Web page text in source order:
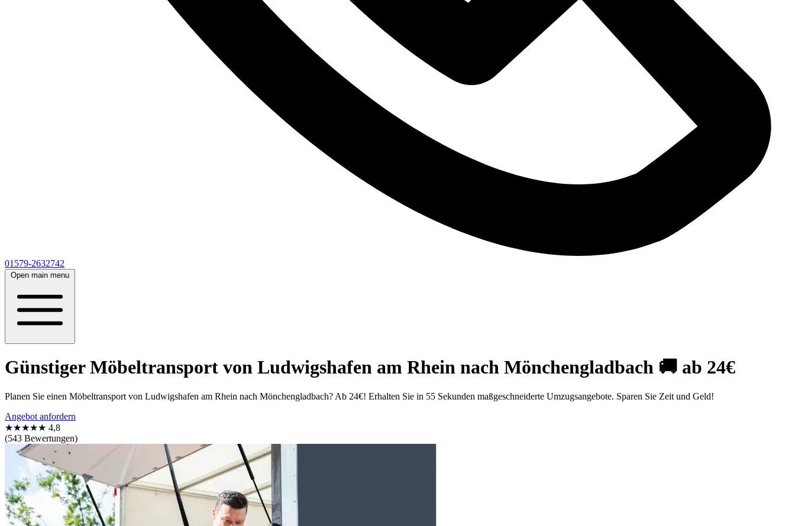
01579-2632742
Open main menu
Günstiger Möbeltransport von Ludwigshafen am Rhein nach Mönchengladbach 🚚 ab 24€
Planen Sie einen Möbeltransport von Ludwigshafen am Rhein nach Mönchengladbach? Ab 24€! Erhalten Sie in 55 Sekunden maßgeschneiderte Umzugsangebote. Sparen Sie Zeit und Geld!
Angebot anfordern
★★★★★ 4,8
(543 Bewertungen)